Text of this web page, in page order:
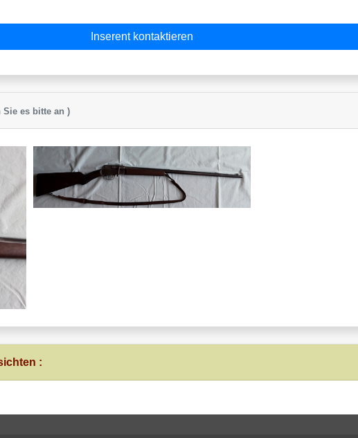
Inserent kontaktieren
es bitte an )
: